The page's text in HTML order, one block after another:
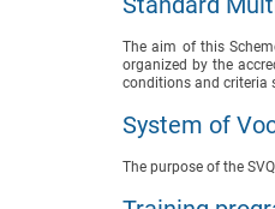
The aim of this
organized by the
conditions and criteria
System of
The purpose of the